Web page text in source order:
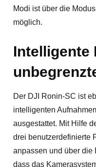
Modi ist über die
möglich.
Intelligente
Der DJI Ronin-SC ist
intelligenten
ausgestattet. Mit Hilfe
drei benutzerdefinierte
anpassen und über die
dass das